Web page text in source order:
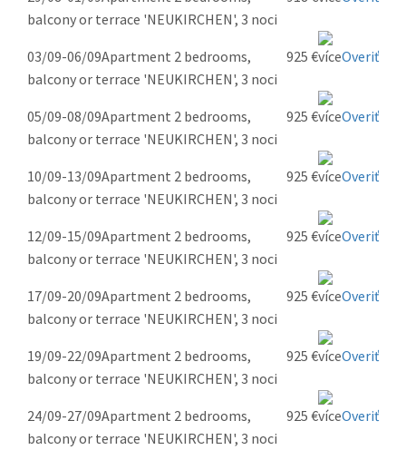
balcony or terrace 'NEUKIRCHEN', 3 noci
03/09-06/09Apartment 2 bedrooms,
balcony or terrace 'NEUKIRCHEN', 3 noci
925 € Overiť
05/09-08/09Apartment 2 bedrooms,
balcony or terrace 'NEUKIRCHEN', 3 noci
925 € Overiť
10/09-13/09Apartment 2 bedrooms,
balcony or terrace 'NEUKIRCHEN', 3 noci
925 € Overiť
12/09-15/09Apartment 2 bedrooms,
balcony or terrace 'NEUKIRCHEN', 3 noci
925 € Overiť
17/09-20/09Apartment 2 bedrooms,
balcony or terrace 'NEUKIRCHEN', 3 noci
925 € Overiť
19/09-22/09Apartment 2 bedrooms,
balcony or terrace 'NEUKIRCHEN', 3 noci
925 € Overiť
24/09-27/09Apartment 2 bedrooms,
balcony or terrace 'NEUKIRCHEN', 3 noci
925 € Overiť